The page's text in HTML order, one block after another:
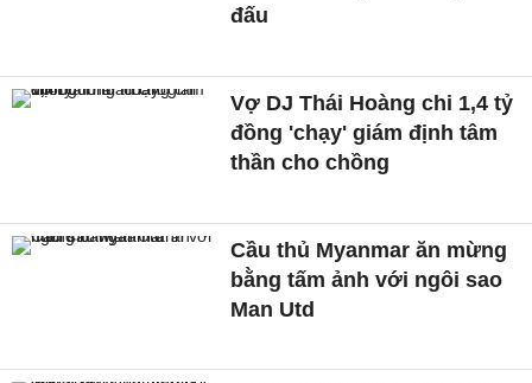
đấu
Vợ DJ Thái Hoàng chi 1,4 tỷ
đồng 'chạy' giám định tâm
thần cho chồng
Cầu thủ Myanmar ăn mừng
bằng tấm ảnh với ngôi sao
Man Utd